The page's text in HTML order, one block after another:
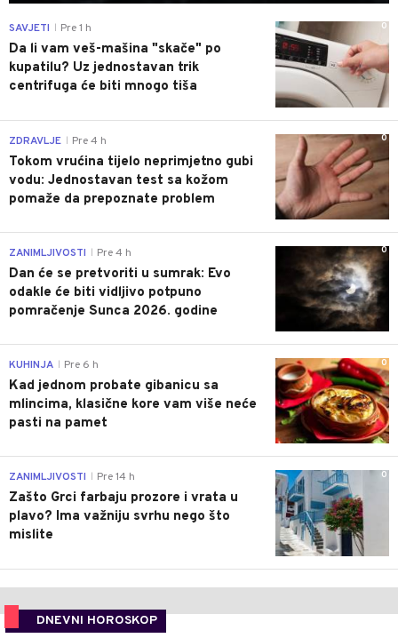
0
SAVJETI Pre 1 h
Da li vam veš-mašina "skače" po
kupatilu? Uz jednostavan trik
centrifuga će biti mnogo tiša
0
ZDRAVLJE Pre 4 h
Tokom vrućina tijelo neprimjetno gubi
vodu: Jednostavan test sa kožom
pomaže da prepoznate problem
0
ZANIMLJIVOSTI Pre 4 h
Dan će se pretvoriti u sumrak: Evo
odakle će biti vidljivo potpuno
pomračenje Sunca 2026. godine
0
KUHINJA Pre 6 h
Kad jednom probate gibanicu sa
mlincima, klasične kore vam više neće
pasti na pamet
0
ZANIMLJIVOSTI Pre 14 h
Zašto Grci farbaju prozore i vrata u
plavo? Ima važniju svrhu nego što
mislite
DNEVNI HOROSKOP